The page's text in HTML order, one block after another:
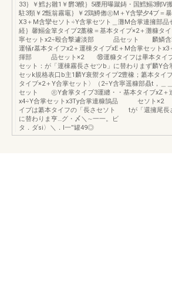
33｝￥鱈お雛1￥欝3醗｝5礫用曝蹴鋳・国鱈鰯3郵V
駐3類￥2甑翁霧竈｝￥2鶏鱒偬㊧M＋Y含攣夕4ブ＝
X3＋M含攣セソト÷Y含掌セツト＿灘M合掌連擁部品
経｝馨鰯金箪タイブ2藁橡＝基本タイプ×2＋灘糠タ
寧セットx2÷殴合撃遽淡部 品セット 麟鱗含
運犠r墓本タイフx2＋運棟タイプxE＋M合掌セットx3
揮部 品セット×2 ⑱運糠タイフは畢本タイブ
セット：が「運棟霧長さセツb」に替わりまず麟Y合
セッk規格表口b主1麟Y衰禦タイプ2豊橡；纂本タイ
タイブ×2＋Y合掌セット〉（2÷Y含寧遥糠部贔t
セット ㊧Y倉掌タイブ3運纏・・基本タイブxZ＋
x4÷Y合掌セットx3Ty合掌連糠鵠品 セソト×2
イブは纂本タイフの「長さセソト tが「還擁尾長
に替わりま亨…グ・〆＼∼一一。ビ
タ．ダsi〉＼．l一”罐49◎